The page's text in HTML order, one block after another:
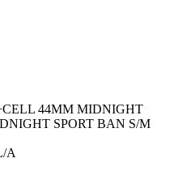
44MM MIDNIGHT
SPORT BAN S/M
A